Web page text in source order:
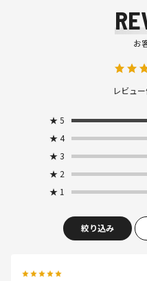
お
レビュー
★ 5
★ 4
★ 3
★ 2
★ 1
絞り込み